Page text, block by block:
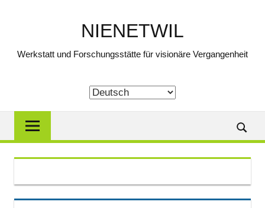
NIENETWIL
Werkstatt und Forschungsstätte für visionäre Vergangenheit
Suche